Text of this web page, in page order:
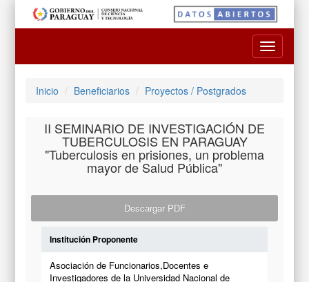
Toggle
Inicio Beneficiarios Proyectos / Postgrados
II SEMINARIO DE INVESTIGACIÓN DE
TUBERCULOSIS EN PARAGUAY
"Tuberculosis en prisiones, un problema
mayor de Salud Pública"
Descargar PDF
Institución Proponente
Asociación de Funcionarios,Docentes e
Investigadores de la Universidad Nacional de